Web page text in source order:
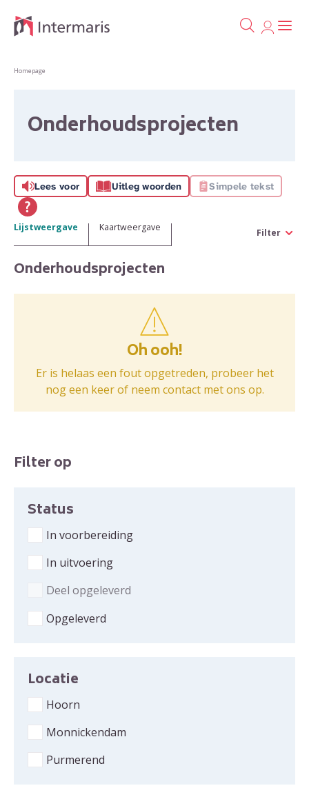
Naar de homepage Ga
Homepage
Onderhoudsprojecten
Lees voor Uitleg woorden Simpele tekst
Lijstweergave Kaartweergave Filter
Onderhoudsprojecten
Oh ooh!
Er is helaas een fout opgetreden, probeer het
nog een keer of neem contact met ons op.
Oh ooh!
het nog een keer of neem contact met ons op.
Oh ooh!
Filter op
Status
In voorbereiding
In uitvoering
Deel opgeleverd
Opgeleverd
Locatie
Hoorn
Monnickendam
Purmerend